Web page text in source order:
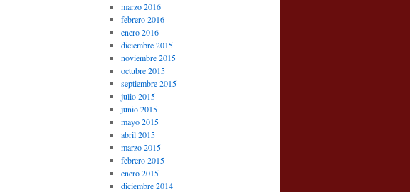
marzo 2016
febrero 2016
enero 2016
diciembre 2015
noviembre 2015
octubre 2015
septiembre 2015
julio 2015
junio 2015
mayo 2015
abril 2015
marzo 2015
febrero 2015
enero 2015
diciembre 2014